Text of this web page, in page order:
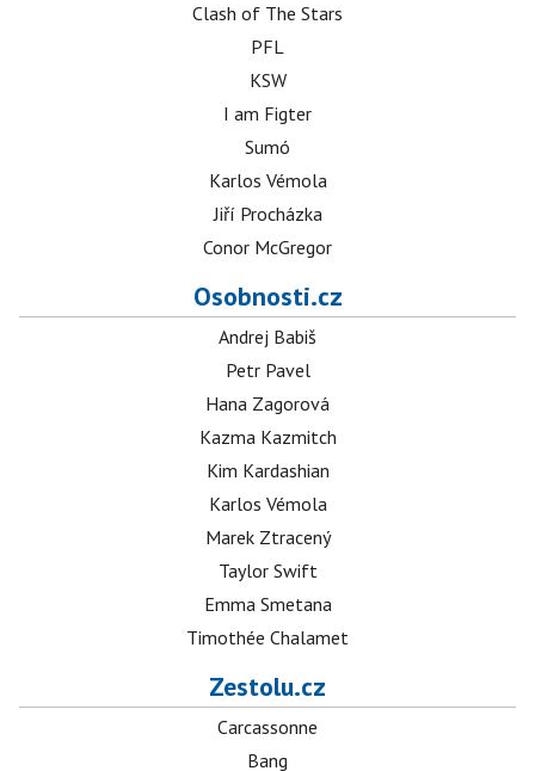
Clash of The Stars
PFL
KSW
I am Figter
Sumó
Karlos Vémola
Jiří Procházka
Conor McGregor
Osobnosti.cz
Andrej Babiš
Petr Pavel
Hana Zagorová
Kazma Kazmitch
Kim Kardashian
Karlos Vémola
Marek Ztracený
Taylor Swift
Emma Smetana
Timothée Chalamet
Zestolu.cz
Carcassonne
Bang